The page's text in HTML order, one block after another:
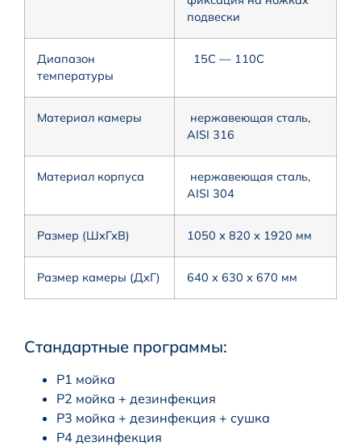
подвески
Диапазон
температуры
15C — 110C
Материал камеры
нержавеющая сталь,
AISI 316
Материал корпуса
нержавеющая сталь,
AISI 304
Размер (ШхГхВ) 1050 х 820 х 1920 мм
Размер камеры (ДхГ) 640 х 630 х 670 мм
Стандартные программы:
Р1 мойка
Р2 мойка + дезинфекция
Р3 мойка + дезинфекция + сушка
Р4 дезинфекция